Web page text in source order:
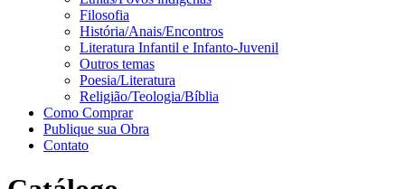
Filosofia
História/Anais/Encontros
Literatura Infantil e Infanto-Juvenil
Outros temas
Poesia/Literatura
Religião/Teologia/Bíblia
Como Comprar
Publique sua Obra
Contato